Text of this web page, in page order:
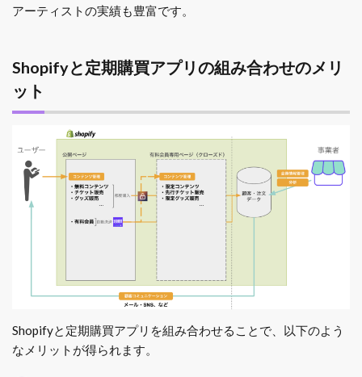
アーティストの実績も豊富です。
Shopifyと定期購買アプリの組み合わせのメリ
ット
Shopifyと定期購買アプリを組み合わせることで、以下のよう
なメリットが得られます。